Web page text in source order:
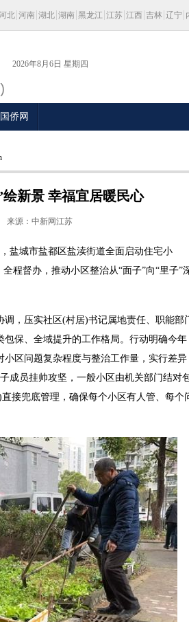
北 河南 湖北 湖南 黑龙江 江苏 江西 吉林 辽宁
2026年8月6日 星期四
侨网
新景 幸福宜居暖民心
来源：中新网江苏
城市盐都区盐渎街道全面启动住宅小
程督办，推动小区整治从“面子”向“里子”
，压实社区(村居)书记属地责任、职能部
保、全域提升的工作格局。行动明确今年
区问题复杂程度与整治工作量，实行差异
成员挂帅攻坚，一般小区由机关部门结对
接兜底管理，确保每个小区有人管、每个